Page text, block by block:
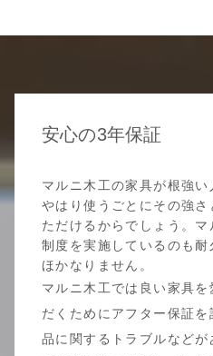
安心の3年保証
マルニ木工の家具が根強い
やはり使うごとにその強
ただけるからでしょう。
制度を実施しているのも
ほかなりません。
マルニ木工では良い家具
だくためにアフター保証
品に関するトラブルなど